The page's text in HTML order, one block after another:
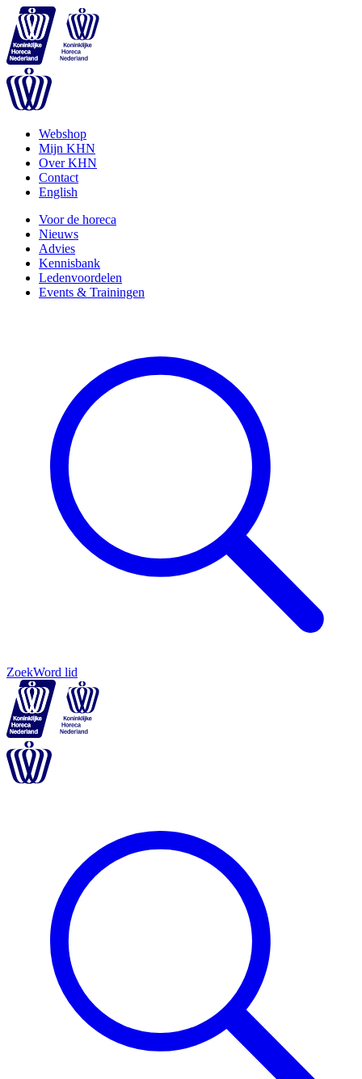
Webshop
Mijn KHN
Over KHN
Contact
English
Voor de horeca
Nieuws
Advies
Kennisbank
Ledenvoordelen
Events & Trainingen
ZoekWord lid